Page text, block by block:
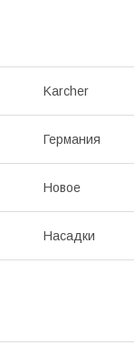
Karcher
Германия
Новое
Насадки